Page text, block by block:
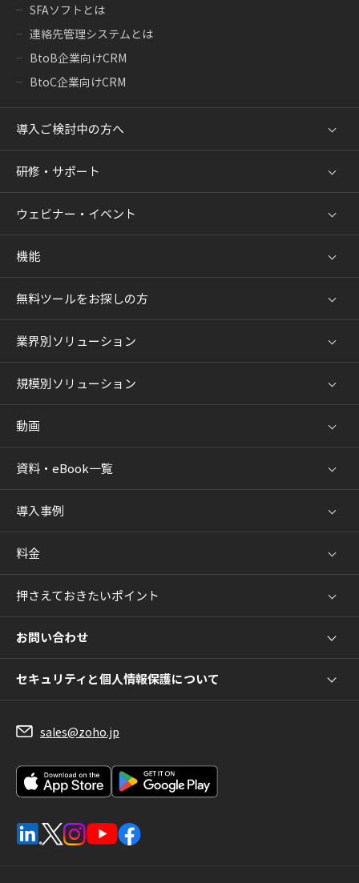
SFAソフトとは
連絡先管理システムとは
BtoB企業向けCRM
BtoC企業向けCRM
導入ご検討中の方へ
研修・サポート
ウェビナー・イベント
機能
無料ツールをお探しの方
業界別ソリューション
規模別ソリューション
動画
資料・eBook一覧
導入事例
料金
押さえておきたいポイント
お問い合わせ
セキュリティと個人情報保護について
sales@zoho.jp